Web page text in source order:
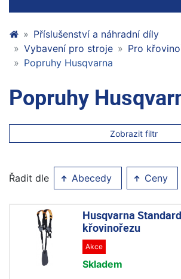
Příslušenství a náhradní díly
Vybavení pro stroje
Pro
Popruhy Husqvarna
Popruhy
Zobrazit filtr
Řadit dle Abecedy Ceny
Husqvarna
křovinořezu
Akce
Skladem